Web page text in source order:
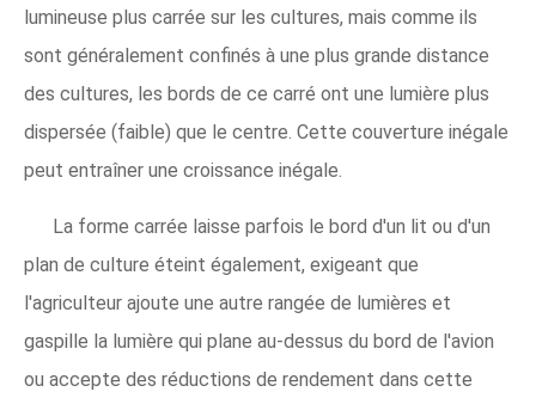
lumineuse plus carrée sur les cultures, mais comme ils
sont généralement confinés à une plus grande distance
des cultures, les bords de ce carré ont une lumière plus
dispersée (faible) que le centre. Cette couverture inégale
peut entraîner une croissance inégale.
La forme carrée laisse parfois le bord d'un lit ou d'un
plan de culture éteint également, exigeant que
l'agriculteur ajoute une autre rangée de lumières et
gaspille la lumière qui plane au-dessus du bord de l'avion
ou accepte des réductions de rendement dans cette